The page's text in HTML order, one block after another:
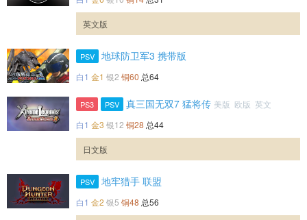
英文版
PSV 地球防卫军3 携带版
白1 金1 银2 铜60 总64
PS3 PSV 真三国无双7 猛将传 美版 欧版 英文
白1 金3 银12 铜28 总44
日文版
PSV 地牢猎手 联盟
白1 金2 银5 铜48 总56